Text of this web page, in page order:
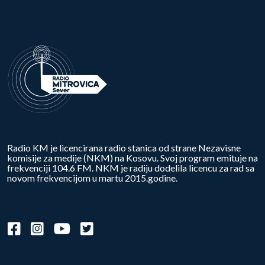
Radio KM je licencirana radio stanica od strane Nezavisne
komisije za medije (NKM) na Kosovu. Svoj program emituje na
frekvenciji 104.6 FM. NKM je radiju dodelila licencu za rad sa
novom frekvencijom u martu 2015.godine.